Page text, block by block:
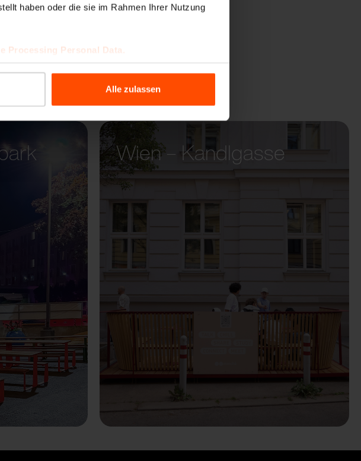
haben oder die sie im Rahmen Ihrer Nutzung
Processing Personal Data.
Alle zulassen
Wien – Kandlgasse